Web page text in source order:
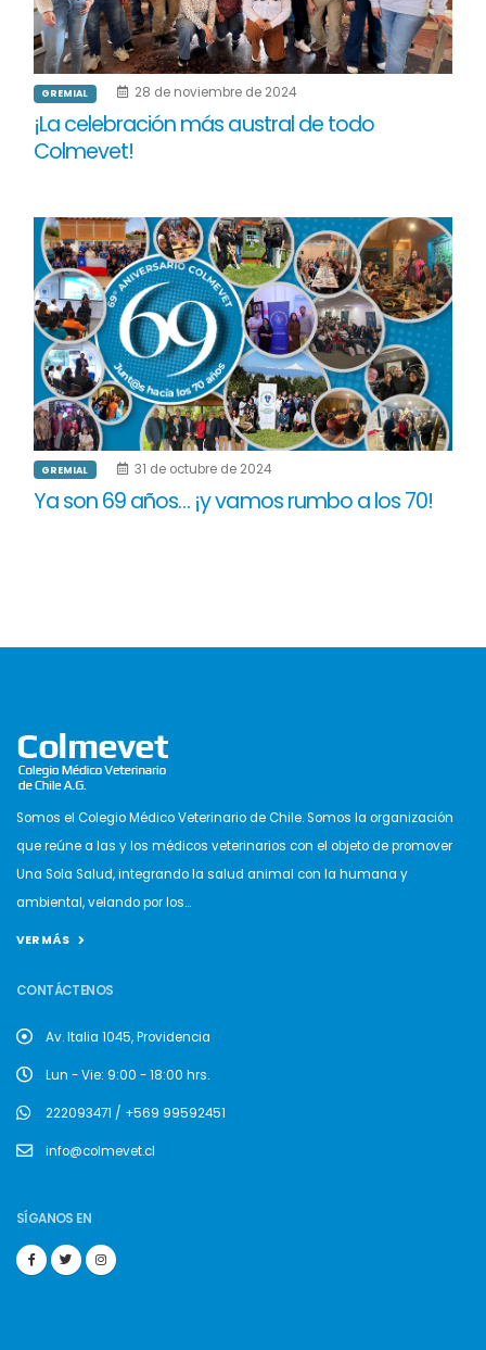
GREMIAL 28 de noviembre de 2024
¡La celebración más austral de todo
Colmevet!
GREMIAL 31 de octubre de 2024
Ya son 69 años… ¡y vamos rumbo a los 70!
Somos el Colegio Médico Veterinario de Chile. Somos la organización
que reúne a las y los médicos veterinarios con el objeto de promover
Una Sola Salud, integrando la salud animal con la humana y
ambiental, velando por los...
VER MÁS
CONTÁCTENOS
Av. Italia 1045, Providencia
Lun - Vie: 9:00 - 18:00 hrs.
222093471 / +569 99592451
info@colmevet.cl
SÍGANOS EN